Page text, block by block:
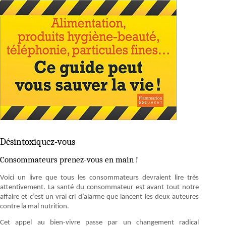
Désintoxiquez-vous
Consommateurs prenez-vous en main !
Voici un livre que tous les consommateurs devraient lire très
attentivement. La santé du consommateur est avant tout notre
affaire et c’est un vrai cri d’alarme que lancent les deux auteures
contre la mal nutrition.
Cet appel au bien-vivre passe par un changement radical